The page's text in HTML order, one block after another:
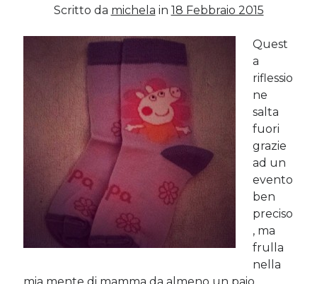
Startup(10)
(19)
Post più recenti
Le criptovalute secondo me: l’avventura di Eticoin
29 Maggio 2026
TEDx, intercalari e perimenopausa
11 Febbraio 2025
Come ho fatto Educazione Finanziaria nei soggiorni estivi per
bambini e ragazzi
12 Gennaio 2024
Del 2023 e di come la mia famiglia sta affrontando la sclerosi
28 Dicembre 2023
Donne e propensione al rischio: l’impatto sugli investimenti
Scritto da michela in 18 Febbraio 2015
Quest
a
riflessio
ne
salta
fuori
grazie
ad un
evento
ben
preciso
, ma
frulla
nella